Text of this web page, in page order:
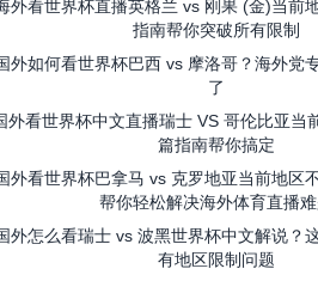
外看世界杯直播英格兰 vs 刚果 (金)当前
指南帮你突破所有限制
外如何看世界杯巴西 vs 摩洛哥？海外党
了
外看世界杯中文直播瑞士 VS 哥伦比亚当
篇指南帮你搞定
外看世界杯巴拿马 vs 克罗地亚当前地区
帮你轻松解决海外体育直播
外怎么看瑞士 vs 波黑世界杯中文解说？
有地区限制问题